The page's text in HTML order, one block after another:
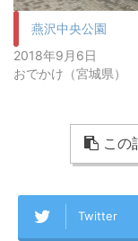
燕沢中央公園
2018年9月6日
おでかけ（宮城県）
この
Twitter